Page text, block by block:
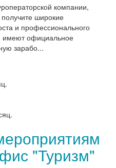
компании,
широкие
и профессионального
имеют официальное
зарабо...
"Туризм"